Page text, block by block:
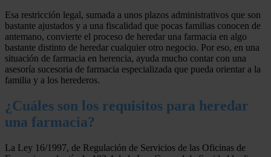
Esa restricción legal, sumada a unos plazos administrativos que son
bastante ajustados y a una fiscalidad que pocas familias conocen de
antemano, convierte el proceso de heredar una farmacia en algo
bastante distinto de heredar cualquier otro negocio. Por eso, en una
situación de farmacia en herencia, ayuda mucho contar con una
asesoría sucesoria de farmacia especializada que pueda orientar a la
familia y a los herederos.
¿Cuáles son los requisitos para heredar
una farmacia?
La Ley 16/1997, de Regulación de Servicios de las Oficinas de